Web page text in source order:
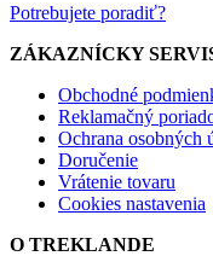
Potrebujete poradiť?
ZÁKAZNÍCKY
Obchodné
Reklamačný
Ochrana osobných
Doručenie
Vrátenie tovaru
Cookies nastavenia
O TREKLANDE